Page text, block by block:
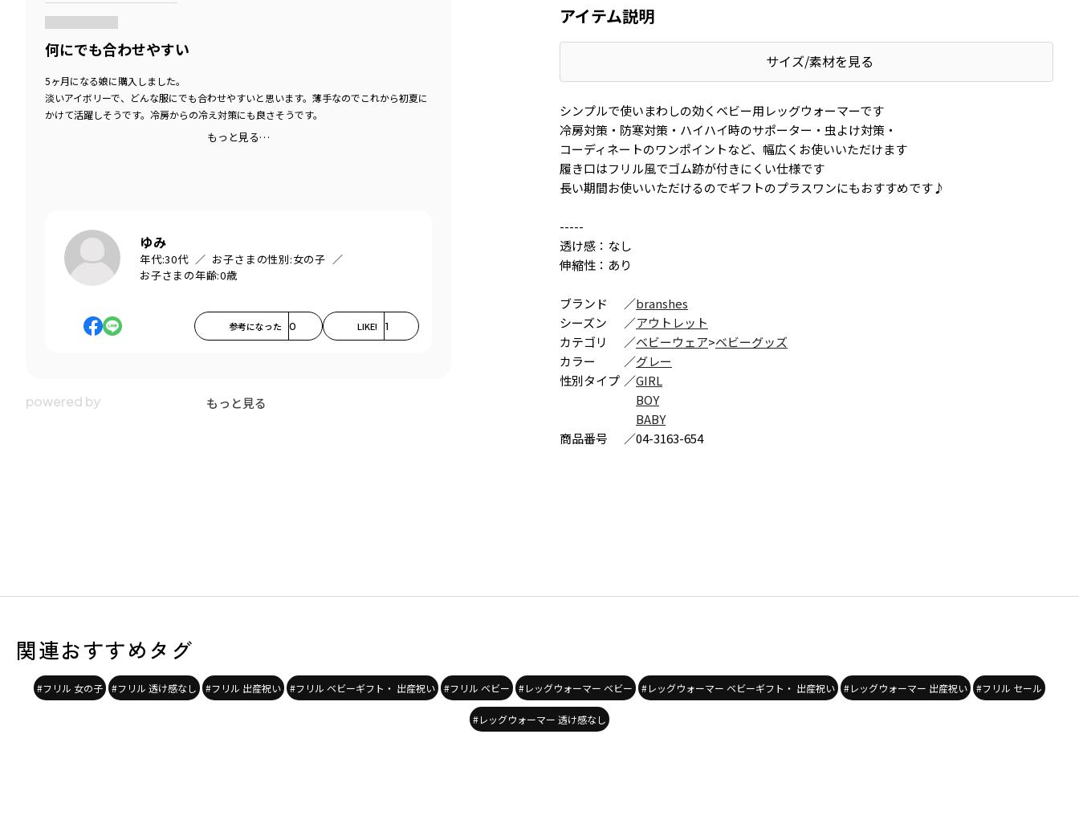
何にでも合わせやすい
5ヶ月になる娘に購入しました。
淡いアイボリーで、どんな服にでも合わせやすいと思います。薄手なのでこれから初夏に
かけて活躍しそうです。冷房からの冷え対策にも良さそうです。
もっと見る…
ゆみ
年代:30代 お子さまの性別:女の子
お子さまの年齢:0歳
参考になった 0 LIKE! 1
もっと見る
アイテム説明
サイズ/素材を見る
シンプルで使いまわしの効くベビー用レッグウォーマーです
冷房対策・防寒対策・ハイハイ時のサポーター・虫よけ対策・
コーディネートのワンポイントなど、幅広くお使いいただけます
履き口はフリル風でゴム跡が付きにくい仕様です
長い期間お使いいただけるのでギフトのプラスワンにもおすすめです♪
-----
透け感：なし
伸縮性：あり
ブランド ／branshes
シーズン
／アウトレット
カテゴリ
／ベビーウェア>ベビーグッズ
カラー
／グレー
性別タイプ ／GIRL
BOY
BABY
商品番号
／04-3163-654
関連おすすめタグ
#フリル 女の子 #フリル 透け感なし #フリル 出産祝い #フリル ベビーギフト・ 出産祝い #フリル ベビー #レッグウォーマー ベビー #レッグウォーマー ベビーギフト・ 出産祝い #レッグウォーマー 出産祝い #フリル セール
#レッグウォーマー 透け感なし